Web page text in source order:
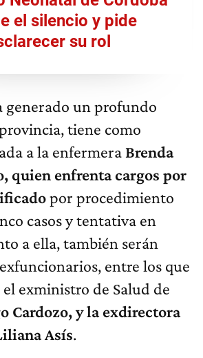
el silencio y pide
su rol
generado un profundo
tiene como
a la enfermera Brenda
quien enfrenta cargos por
por procedimiento
casos y tentativa en
a ella, también serán
entre los que
exministro de Salud de
Cardozo, y la exdirectora
Asís.